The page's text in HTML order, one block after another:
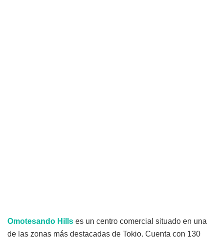
Omotesando Hills es un centro comercial situado en una
de las zonas más destacadas de Tokio. Cuenta con 130